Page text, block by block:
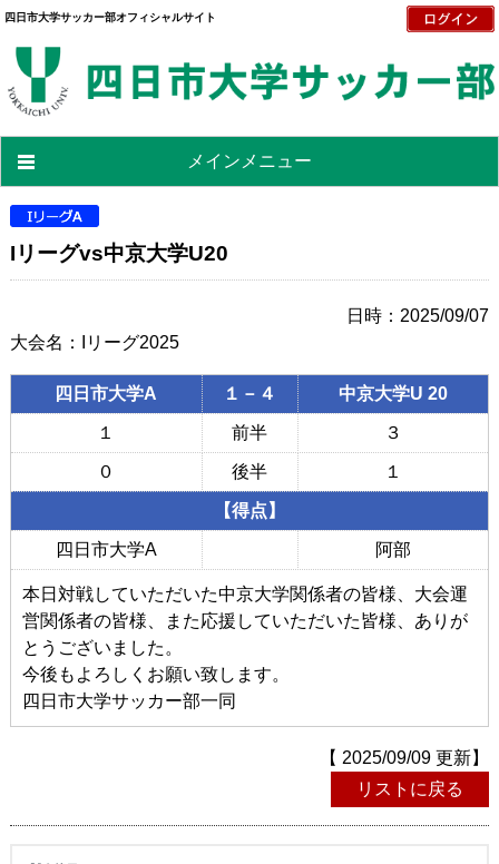
四日市大学サッカー部オフィシャルサイト
メインメニュー
Iリーグvs中京大学U20
日時：2025/09/07
大会名：Iリーグ2025
四日市大学A １－４ 中京大学U 20
１ 前半 ３
０ 後半 １
【得点】
四日市大学A 阿部
本日対戦していただいた中京大学関係者の皆様、大会運
営関係者の皆様、また応援していただいた皆様、ありが
とうございました。
今後もよろしくお願い致します。
四日市大学サッカー部一同
【 2025/09/09 更新】
リストに戻る